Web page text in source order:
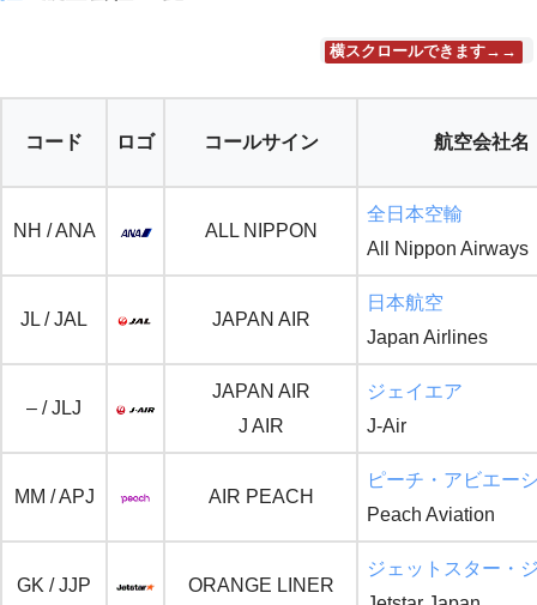
横スクロールできます→→
コード ロゴ コールサイン 航空会社名
NH / ANA ALL NIPPON
全日本空輸
All Nippon Airways
JL / JAL JAPAN AIR
日本航空
Japan Airlines
– / JLJ
JAPAN AIR
J AIR
ジェイエア
J-Air
MM / APJ AIR PEACH
ピーチ・アビエー
Peach Aviation
GK / JJP ORANGE LINER
ジェットスター・